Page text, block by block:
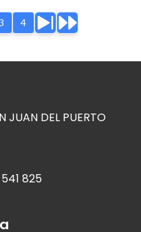
4
DEL PUERTO
825